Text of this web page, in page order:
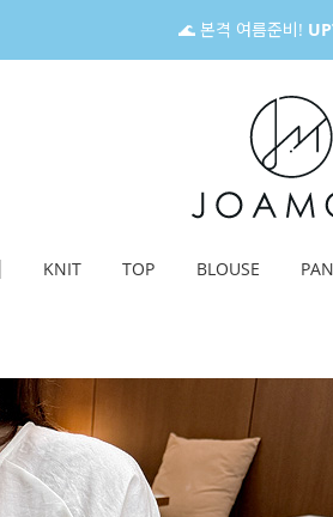
🌊 본격 여름준비!
KNIT TOP BLOUSE